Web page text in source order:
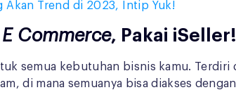
Akan Trend di 2023, Intip Yuk!
E Commerce, Pakai iSeller!
semua kebutuhan bisnis kamu.
di mana semuanya bisa diakses